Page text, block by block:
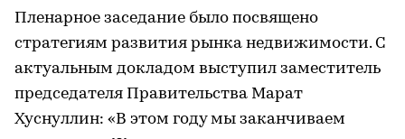
Пленарное заседание было посвящено
стратегиям развития рынка недвижимости. С
актуальным докладом выступил заместитель
председателя Правительства Марат
Хуснуллин: «В этом году мы заканчиваем